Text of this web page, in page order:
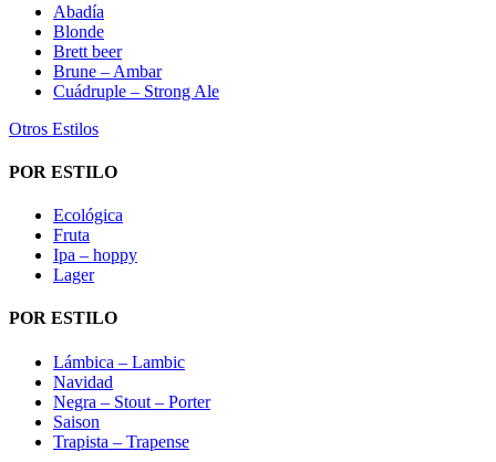
Abadía
Blonde
Brett beer
Brune – Ambar
Cuádruple – Strong Ale
Otros Estilos
POR ESTILO
Ecológica
Fruta
Ipa – hoppy
Lager
POR ESTILO
Lámbica – Lambic
Navidad
Negra – Stout – Porter
Saison
Trapista – Trapense